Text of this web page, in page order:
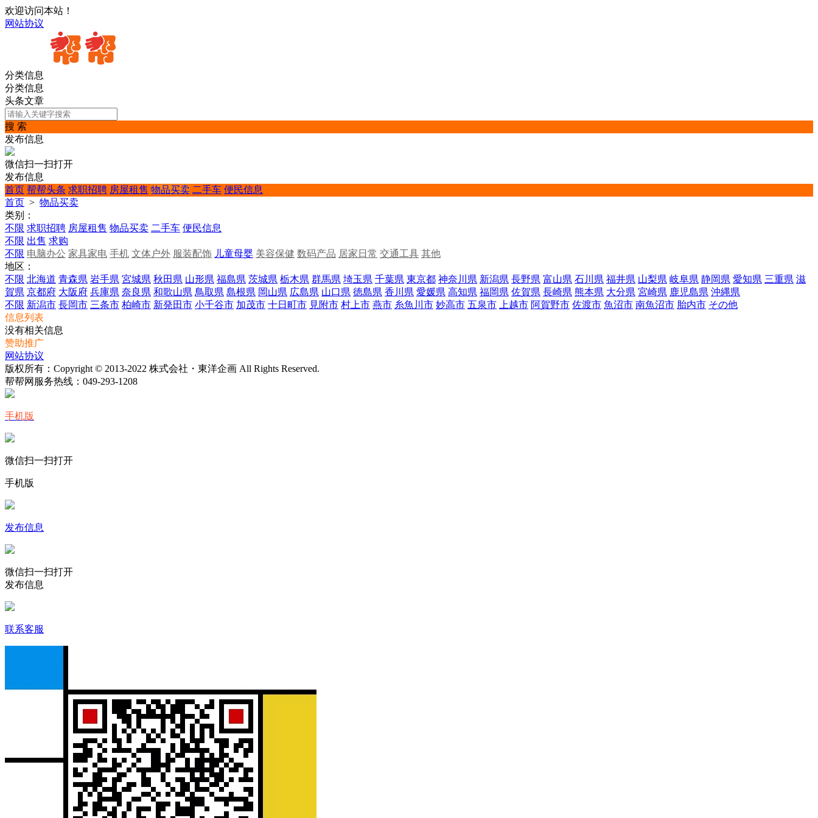
欢迎访问本站！
网站协议
分类信息
分类信息
头条文章
搜 索
发布信息
微信扫一扫打开
发布信息
首页 帮帮头条 求职招聘 房屋租售 物品买卖 二手车 便民信息
首页 > 物品买卖
类别：
不限 求职招聘 房屋租售 物品买卖 二手车 便民信息
不限 出售 求购
不限 电脑办公 家具家电 手机 文体户外 服装配饰 儿童母婴 美容保健 数码产品 居家日常 交通工具 其他
地区：
不限 北海道 青森県 岩手県 宮城県 秋田県 山形県 福島県 茨城県 栃木県 群馬県 埼玉県 千葉県 東京都 神奈川県 新潟県 長野県 富山県 石川県 福井県 山梨県 岐阜県 静岡県 愛知県 三重県 滋
賀県 京都府 大阪府 兵庫県 奈良県 和歌山県 鳥取県 島根県 岡山県 広島県 山口県 徳島県 香川県 愛媛県 高知県 福岡県 佐賀県 長崎県 熊本県 大分県 宮崎県 鹿児島県 沖縄県
不限 新潟市 長岡市 三条市 柏崎市 新発田市 小千谷市 加茂市 十日町市 見附市 村上市 燕市 糸魚川市 妙高市 五泉市 上越市 阿賀野市 佐渡市 魚沼市 南魚沼市 胎内市 その他
信息列表
没有相关信息
赞助推广
网站协议
版权所有：Copyright © 2013-2022 株式会社・東洋企画 All Rights Reserved.
帮帮网服务热线： 049-293-1208
手机版
微信扫一扫打开
手机版
发布信息
微信扫一扫打开
发布信息
联系客服